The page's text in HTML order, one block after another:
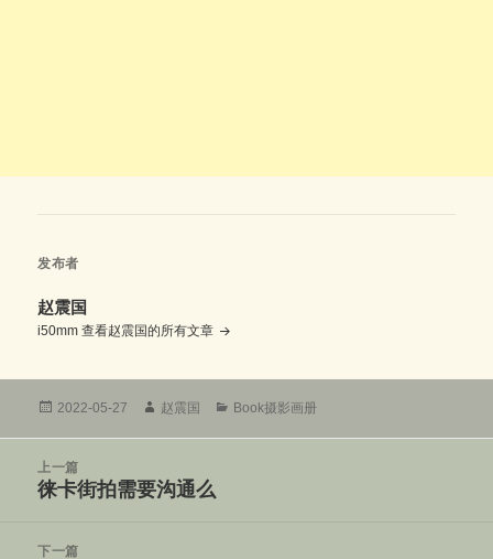
发布者
赵震国
i50mm查看赵震国的所有文章
发
2022-05-27
作
赵震国
分
Book摄影画册
上一篇
上
文
徕卡街拍需要沟通么
下一篇